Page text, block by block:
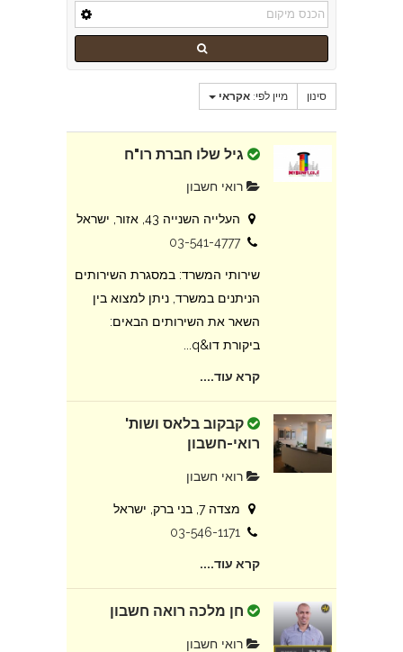
סינון מיין לפי: אקראי
גיל שלו חברת רו"ח
רואי חשבון
העלייה השנייה 43, אזור, ישראל
03-541-4777
שירותי המשרד: במסגרת השירותים
הניתנים במשרד, ניתן למצוא בין
השאר את השירותים הבאים:
ביקורת דו&q...
קרא עוד....
קבקוב בלאס ושות'
רואי-חשבון
רואי חשבון
מצדה 7, בני ברק, ישראל
03-546-1171
קרא עוד....
חן מלכה רואה חשבון
רואי חשבון